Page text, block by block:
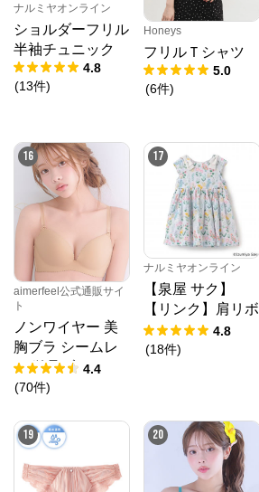
ナルミヤオンライン
ショルダーフリル
半袖チュニック
4.8
(13件)
Honeys
フリルＴシャツ
5.0
(6件)
16
aimerfeel公式通販サイ
ト
ノンワイヤー 美
胸ブラ シームレ
ス 単品ブラジャ
ー
4.4
(70件)
17
ナルミヤオンライン
【泉屋 サク】
【リンク】肩リボ
ンフラワーキャッ
トワンピース
4.8
(18件)
19 20